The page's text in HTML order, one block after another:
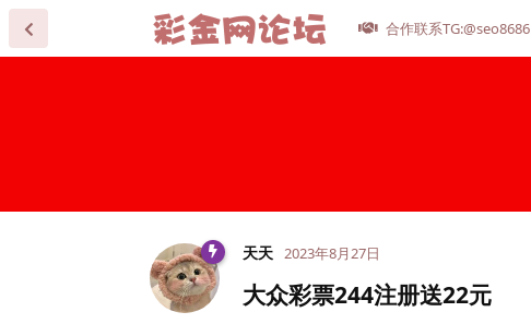
合作联系TG:@seo8686
天天 2023年8月27日
大众彩票244注册送22元